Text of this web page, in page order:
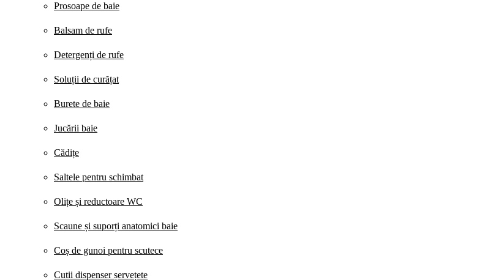
Prosoape de baie
Balsam de rufe
Detergenți de rufe
Soluții de curățat
Burete de baie
Jucării baie
Cădițe
Saltele pentru schimbat
Olițe și reductoare WC
Scaune și suporți anatomici baie
Coș de gunoi pentru scutece
Cutii dispenser șervețete